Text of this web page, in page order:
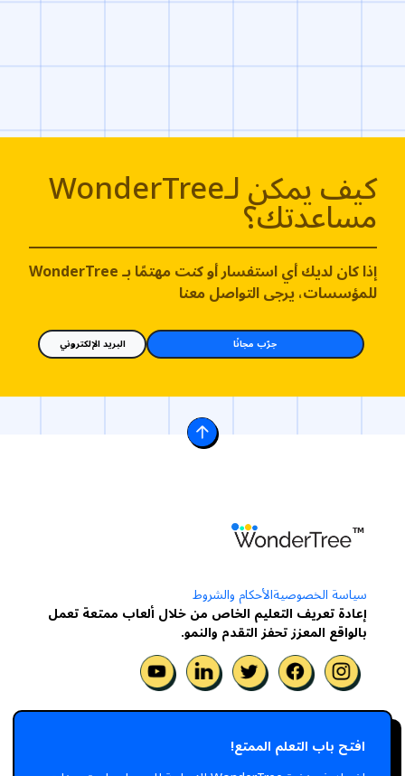
كيف يمكن لـWonderTree مساعدتك؟
إذا كان لديك أي استفسار أو كنت مهتمًا بـ WonderTree
للمؤسسات، يرجى التواصل معنا
البريد الإلكتروني جرّب مجانًا
سياسة الخصوصيةالأحكام والشروط
إعادة تعريف التعليم الخاص من خلال ألعاب ممتعة تعمل
بالواقع المعزز تحفز التقدم والنمو.
افتح باب التعلم الممتع!